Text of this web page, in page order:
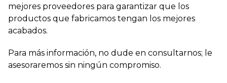
mejores proveedores para garantizar que los
productos que fabricamos tengan los mejores
acabados.
Para más información, no dude en consultarnos; le
asesoraremos sin ningún compromiso.